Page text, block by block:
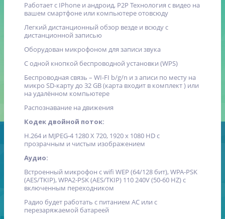
Работает с IPhone и андроид, P2P Технология с видео на
вашем смартфоне или компьютере отовсюду
Легкий дистанционный обзор везде и всюду с
дистанционной записью
Оборудован микрофоном для записи звука
С одной кнопкой беспроводной установки (WPS)
Беспроводная связь – WI-FI b/g/n и з аписи по месту на
микро SD-карту до 32 GB (карта входит в комплект ) или
на удалённом компьютере
Распознавание на движения
Кодек двойной поток:
H.264 и MJPEG-4 1280 X 720, 1920 x 1080 HD с
прозрачным и чистым изображением
Аудио:
Встроенный микрофон с wifi WEP (64/128 бит), WPA-PSK
(AES/TKIP), WPA2-PSK (AES/TKIP) 110 240V (50-60 HZ) с
включенным переходником
Радио будет работать с питанием AC или с
перезаряжаемой батареей